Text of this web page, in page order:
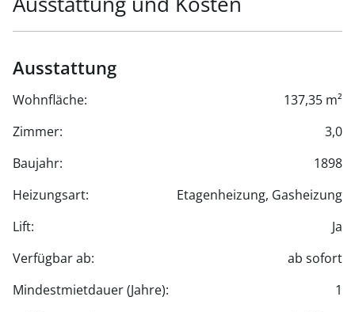
Ausstattung
Wohnfläche:
137,35 m²
Zimmer:
3,0
Baujahr:
1898
Heizungsart:
Etagenheizung, Gasheizung
Lift:
Ja
Verfügbar ab:
ab sofort
Mindestmietdauer (Jahre):
1